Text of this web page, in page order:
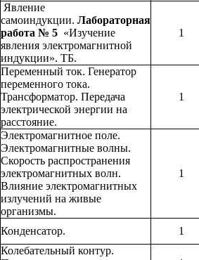
Явление
самоиндукции. Лабораторная
работа № 5 «Изучение
явления электромагнитной
индукции». ТБ.
1
Переменный ток. Генератор
переменного тока.
Трансформатор. Передача
электрической энергии на
расстояние.
1
Электромагнитное поле.
Электромагнитные волны.
Скорость распространения
электромагнитных волн.
Влияние электромагнитных
излучений на живые
организмы.
1
Конденсатор. 1
Колебательный контур.